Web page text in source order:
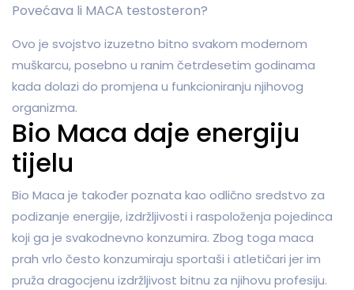
Povećava li MACA testosteron?
Ovo je svojstvo izuzetno bitno svakom modernom
muškarcu, posebno u ranim četrdesetim godinama
kada dolazi do promjena u funkcioniranju njihovog
organizma.
Bio Maca daje energiju
tijelu
Bio Maca je također poznata kao odlično sredstvo za
podizanje energije, izdržljivosti i raspoloženja pojedinca
koji ga je svakodnevno konzumira. Zbog toga maca
prah vrlo često konzumiraju sportaši i atletičari jer im
pruža dragocjenu izdržljivost bitnu za njihovu profesiju.